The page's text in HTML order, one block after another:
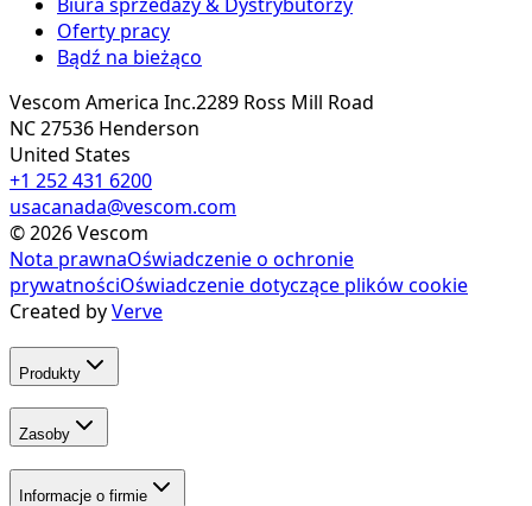
Oferty pracy
Bądź na bieżąco
Vescom America Inc.2289 Ross Mill Road
NC 27536 Henderson
United States
+1 252 431 6200
usacanada@vescom.com
©2026Vescom
Nota prawnaOświadczenie o ochronie
prywatnościOświadczenie dotyczące plików cookie
Created byVerve
Produkty
Zasoby
Informacje o firmie